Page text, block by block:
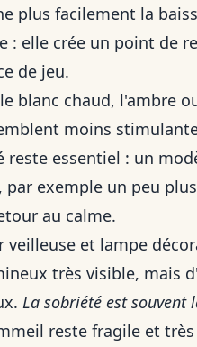
plus facilement la
: elle crée un point de
de jeu.
blanc chaud, l'ambre
moins
reste essentiel : un
exemple un peu
au calme.
et lampe
très visible, mais
La sobriété est
reste fragile et